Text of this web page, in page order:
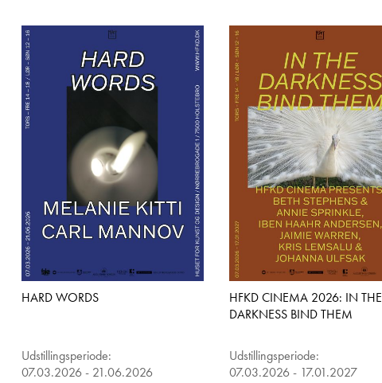
HARD WORDS
Udstillingsperiode:
07.03.2026 - 21.06.2026
HFKD CINEMA 2026: IN THE
DARKNESS BIND THEM
Udstillingsperiode:
07.03.2026 - 17.01.2027